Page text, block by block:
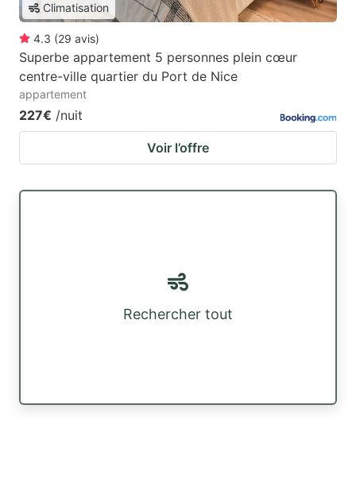
Climatisation
4.3 (29 avis)
Superbe appartement 5 personnes plein cœur
centre-ville quartier du Port de Nice
appartement
227€ /nuit
Voir l’offre
Rechercher tout